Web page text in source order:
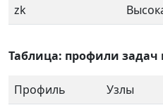
zk
Таблица: профили задач
Профиль Узлы